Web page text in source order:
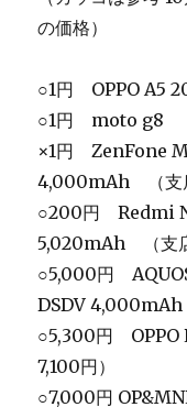
の価格）
○1円 OPPO A5
○1円 moto g8 （
×1円 ZenFone
4,000mAh （支
○200円 Redmi
5,020mAh （支
○5,000円
DSDV 4,000mAh
○5,300円 OPPO
7,100円）
○7,000円